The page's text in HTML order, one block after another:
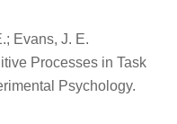
Evans, J. E.
Processes in Task
Psychology.